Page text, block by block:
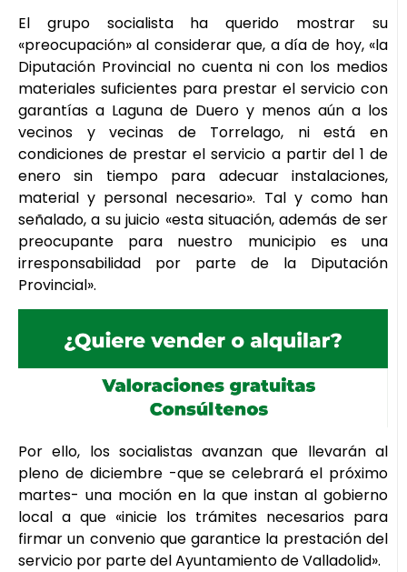
El grupo socialista ha querido mostrar su
«preocupación» al considerar que, a día de hoy, «la
Diputación Provincial no cuenta ni con los medios
materiales suficientes para prestar el servicio con
garantías a Laguna de Duero y menos aún a los
vecinos y vecinas de Torrelago, ni está en
condiciones de prestar el servicio a partir del 1 de
enero sin tiempo para adecuar instalaciones,
material y personal necesario». Tal y como han
señalado, a su juicio «esta situación, además de ser
preocupante para nuestro municipio es una
irresponsabilidad por parte de la Diputación
Provincial».
Por ello, los socialistas avanzan que llevarán al
pleno de diciembre -que se celebrará el próximo
martes- una moción en la que instan al gobierno
local a que «inicie los trámites necesarios para
firmar un convenio que garantice la prestación del
servicio por parte del Ayuntamiento de Valladolid».